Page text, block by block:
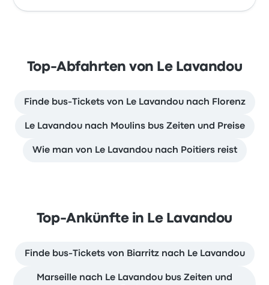
Top-Abfahrten von Le Lavandou
Finde bus-Tickets von Le Lavandou nach Florenz
Le Lavandou nach Moulins bus Zeiten und Preise
Wie man von Le Lavandou nach Poitiers reist
Top-Ankünfte in Le Lavandou
Finde bus-Tickets von Biarritz nach Le Lavandou
Marseille nach Le Lavandou bus Zeiten und